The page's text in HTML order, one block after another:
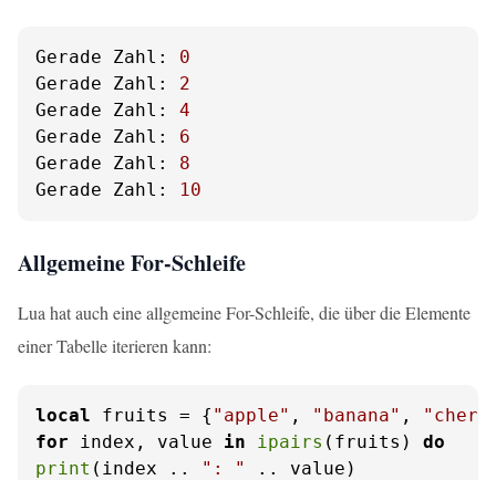
Gerade Zahl:
0
Gerade Zahl:
2
Gerade Zahl:
4
Gerade Zahl:
6
Gerade Zahl:
8
Gerade Zahl:
10
Allgemeine For-Schleife
Lua hat auch eine allgemeine For-Schleife, die über die Elemente
einer Tabelle iterieren kann:
local fruits = { "apple" , "banana" ,
for index, value in ipairs (fruits) do
print (index .. ": "